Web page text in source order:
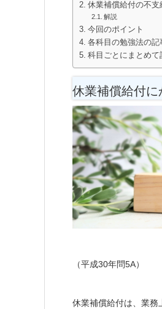
休業補償給付の不支
解説
今回のポイント
各科目の勉強法の記
科目ごとにまとめて
休業補償給付に
（平成30年問5A）
休業補償給付は、業務